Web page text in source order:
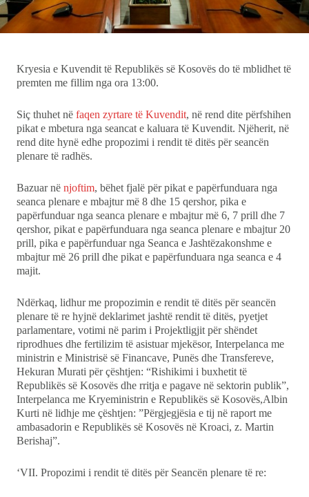
Udhëtime
DuVideo
Kryesia e Kuvendit të Republikës së Kosovës do të mblidhet të
premten me fillim nga ora 13:00.
Siç thuhet në faqen zyrtare të Kuvendit, në rend dite përfshihen
pikat e mbetura nga seancat e kaluara të Kuvendit. Njëherit, në
rend dite hynë edhe propozimi i rendit të ditës për seancën
plenare të radhës.
Bazuar në njoftim, bëhet fjalë për pikat e papërfunduara nga
seanca plenare e mbajtur më 8 dhe 15 qershor, pika e
papërfunduar nga seanca plenare e mbajtur më 6, 7 prill dhe 7
qershor, pikat e papërfunduara nga seanca plenare e mbajtur 20
prill, pika e papërfunduar nga Seanca e Jashtëzakonshme e
mbajtur më 26 prill dhe pikat e papërfunduara nga seanca e 4
majit.
Ndërkaq, lidhur me propozimin e rendit të ditës për seancën
plenare të re hyjnë deklarimet jashtë rendit të ditës, pyetjet
parlamentare, votimi në parim i Projektligjit për shëndet
riprodhues dhe fertilizim të asistuar mjekësor, Interpelanca me
ministrin e Ministrisë së Financave, Punës dhe Transfereve,
Hekuran Murati për çështjen: “Rishikimi i buxhetit të
Republikës së Kosovës dhe rritja e pagave në sektorin publik”,
Interpelanca me Kryeministrin e Republikës së Kosovës,Albin
Kurti në lidhje me çështjen: ”Përgjegjësia e tij në raport me
ambasadorin e Republikës së Kosovës në Kroaci, z. Martin
Berishaj”.
‘VII. Propozimi i rendit të ditës për Seancën plenare të re: